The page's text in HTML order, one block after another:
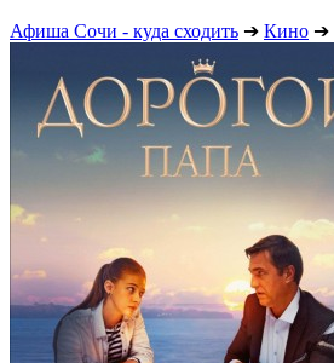
Афиша Сочи - куда сходить ➔ Кино ➔